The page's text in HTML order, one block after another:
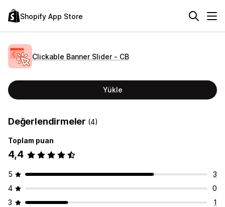
Shopify App Store
Clickable Banner Slider ‑ CB
Yükle
Değerlendirmeler (4)
Toplam puan
4,4
5
3
4
0
3
1